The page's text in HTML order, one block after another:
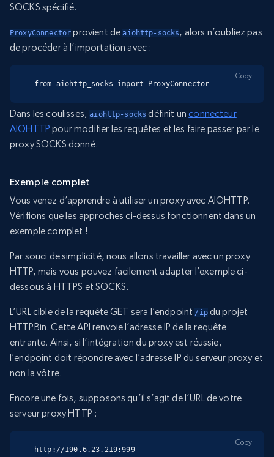
SOCKS spécifié.
ProxyConnector provient deaiohttp-socks , alors n’oubliez pas
de procéder à l’importation avec :
from aiohttp_socks import ProxyConnector
Copy
Dans les coulisses,aiohttp-socks définit unconnecteur
AIOHTTP pour modifier les requêtes et les faire passer par le
proxy SOCKS donné.
Exemple complet
Vous venez d’apprendre à utiliser un proxy avec AIOHTTP.
Vérifions que les approches ci-dessus fonctionnent dans un
exemple complet !
Par souci de simplicité, nous allons travailler avec un proxy
HTTP, mais vous pouvez facilement adapter l’exemple ci-
dessous à HTTPS et SOCKS.
L’URL cible de la requête GET sera l’endpoint /ipdu projet
HTTPBin. Cette API renvoie l’adresse IP de la requête
entrante. Ainsi, si l’intégration du proxy est réussie,
l’endpoint doit répondre avec l’adresse IP du serveur proxy et
non la vôtre.
Encore une fois, supposons qu’il s’agit de l’URL de votre
serveur proxy HTTP :
http://190.6.23.219:999
Copy